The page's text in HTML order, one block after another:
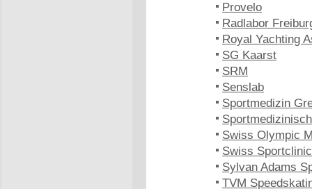
Provelo
Radlabor
Royal Yachting
SG Kaarst
SRM
Senslab
Sportmedizin
Swiss Olympic
Swiss Sportclinic
Sylvan Adams
TVM